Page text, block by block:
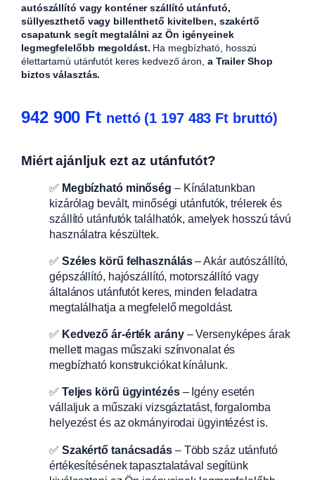
autószállító vagy konténer szállító utánfutó,
süllyeszthető vagy billenthető kivitelben, szakértő
csapatunk segít megtalálni az Ön igényeinek
legmegfelelőbb megoldást. Ha megbízható, hosszú
élettartamú utánfutót keres kedvező áron, a Trailer Shop
biztos választás.
942 900 Ft nettó (1 197 483 Ft bruttó)
Miért ajánljuk ezt az utánfutót?
✅ Megbízható minőség – Kínálatunkban
kizárólag bevált, minőségi utánfutók, trélerek és
szállító utánfutók találhatók, amelyek hosszú távú
használatra készültek.
✅ Széles körű felhasználás– Akár autószállító,
gépszállító, hajószállító, motorszállító vagy
általános utánfutót keres, minden feladatra
megtalálhatja a megfelelő megoldást.
✅ Kedvező ár-érték arány– Versenyképes árak
mellett magas műszaki színvonalat és
megbízható konstrukciókat kínálunk.
✅ Teljes körű ügyintézés– Igény esetén
vállaljuk a műszaki vizsgáztatást, forgalomba
helyezést és az okmányirodai ügyintézést is.
✅ Szakértő tanácsadás– Több száz utánfutó
értékesítésének tapasztalatával segítünk